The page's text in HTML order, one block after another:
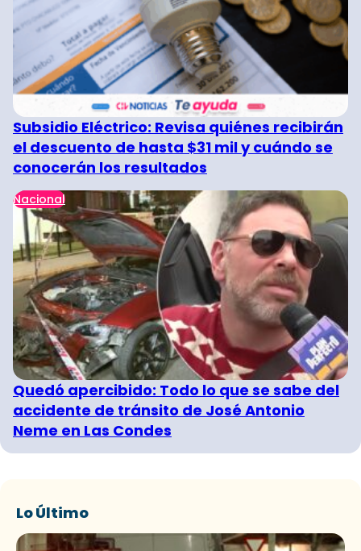
Subsidio Eléctrico: Revisa quiénes recibirán
el descuento de hasta $31 mil y cuándo se
conocerán los resultados
Nacional
Quedó apercibido: Todo lo que se sabe del
accidente de tránsito de José Antonio
Neme en Las Condes
Lo Último